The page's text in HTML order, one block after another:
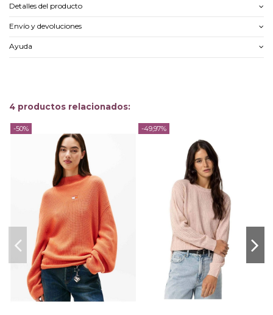
Detalles del producto
Envío y devoluciones
Ayuda
4 productos relacionados:
-50% -49,97%